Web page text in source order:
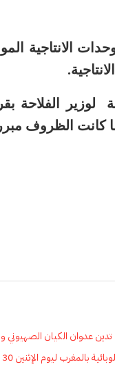
الانتاجية
كانت الظروف
تدين عدوان الكيان
ليوم الإثنين 30 مارس وانعكاساتها